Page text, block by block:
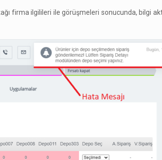
firma ilgilileri ile görüşmeleri sonucunda, bilgi